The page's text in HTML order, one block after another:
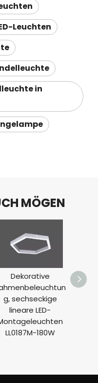
Leuchten
in
MÖGEN
Dekorative
g, sechseckige
lineare LED-
LL0187M-180W